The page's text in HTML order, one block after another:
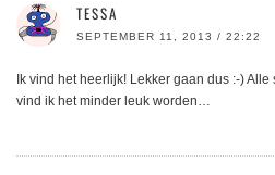
TESSA
SEPTEMBER 11, 2013 / 22:22
Ik vind het heerlijk! Lekker gaan dus :-)
vind ik het minder leuk worden…